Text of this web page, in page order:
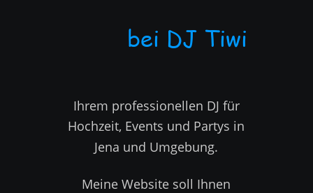
Ihrem professionellen DJ für
Hochzeit, Events und Partys in
Jena und Umgebung.
Meine Website soll Ihnen
          bei DJ Tiwi